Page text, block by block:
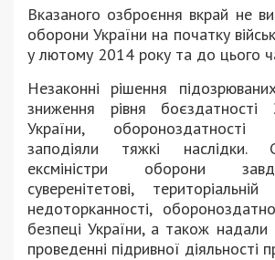
Вказаного озброєння вкрай не
оборони України на початку
у лютому 2014 року та до цього
Незаконні рішення
зниження рівня
України,
заподіяли тяжкі наслідки.
ексміністри оборони
суверенітетові,
недоторканності,
безпеці України, а також
проведенні підривної діяльності